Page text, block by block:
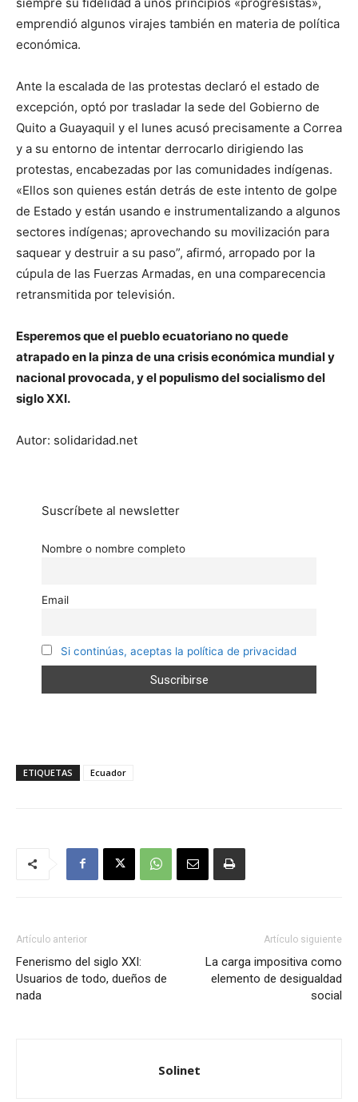
emprendió algunos virajes también en materia de política
económica.
Ante la escalada de las protestas declaró el estado de
excepción, optó por trasladar la sede del Gobierno de
Quito a Guayaquil y el lunes acusó precisamente a Correa
y a su entorno de intentar derrocarlo dirigiendo las
protestas, encabezadas por las comunidades indígenas.
«Ellos son quienes están detrás de este intento de golpe
de Estado y están usando e instrumentalizando a algunos
sectores indígenas; aprovechando su movilización para
saquear y destruir a su paso”, afirmó, arropado por la
cúpula de las Fuerzas Armadas, en una comparecencia
retransmitida por televisión.
Esperemos que el pueblo ecuatoriano no quede
atrapado en la pinza de una crisis económica mundial y
nacional provocada, y el populismo del socialismo del
siglo XXI.
Autor: solidaridad.net
Suscríbete al newsletter
Nombre o nombre completo
Email
Si continúas, aceptas la política de privacidad
ETIQUETAS Ecuador
Artículo anterior
Fenerismo del siglo XXI:
Usuarios de todo, dueños de
nada
Artículo siguiente
La carga impositiva como
elemento de desigualdad
social
Solinet